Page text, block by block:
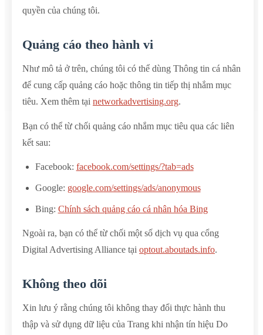
quyền của chúng tôi.
Quảng cáo theo hành vi
Như mô tả ở trên, chúng tôi có thể dùng Thông tin cá nhân
để cung cấp quảng cáo hoặc thông tin tiếp thị nhắm mục
tiêu. Xem thêm tại networkadvertising.org.
Bạn có thể từ chối quảng cáo nhắm mục tiêu qua các liên
kết sau:
Facebook: facebook.com/settings/?tab=ads
Google: google.com/settings/ads/anonymous
Bing: Chính sách quảng cáo cá nhân hóa Bing
Ngoài ra, bạn có thể từ chối một số dịch vụ qua cổng
Digital Advertising Alliance tại optout.aboutads.info.
Không theo dõi
Xin lưu ý rằng chúng tôi không thay đổi thực hành thu
thập và sử dụng dữ liệu của Trang khi nhận tín hiệu Do